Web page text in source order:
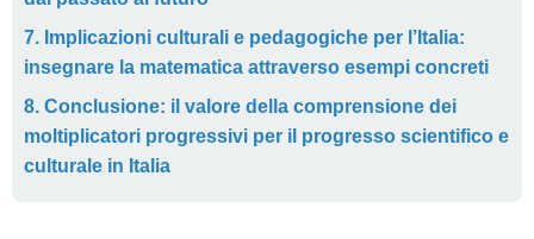
7. Implicazioni culturali e pedagogiche per l’Italia:
insegnare la matematica attraverso esempi concreti
8. Conclusione: il valore della comprensione dei
moltiplicatori progressivi per il progresso scientifico e
culturale in Italia